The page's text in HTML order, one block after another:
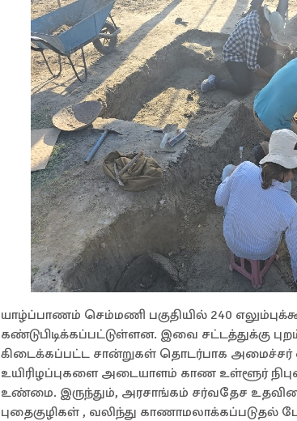
யாழ்ப்பாணம் செம்மணி பகுதியில் 240
கண்டுபிடிக்கப்பட்டுள்ளன. இவை சட்டத்துக்கு
கிடைக்கப்பட்ட சான்றுகள் தொடர்பாக அமைச்சர்
உயிரிழப்புகளை அடையாளம் காண உள்ளூர்
உண்மை. இருந்தும், அரசாங்கம் சர்வதேச
புதைகுழிகள் , வலிந்து